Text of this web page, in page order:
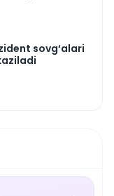
sovg‘alari